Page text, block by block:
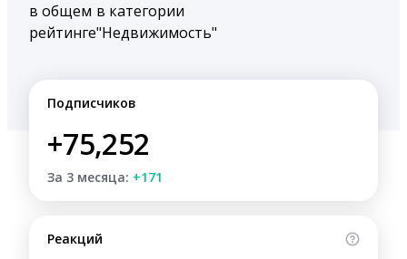
в общем
рейтинге
в категории
"Недвижимость"
Подписчиков
+75,252
За 3 месяца: +171
Реакций